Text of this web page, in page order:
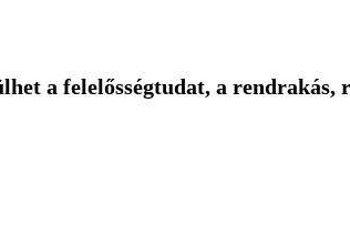
a felelősségtudat, a rendrakás,